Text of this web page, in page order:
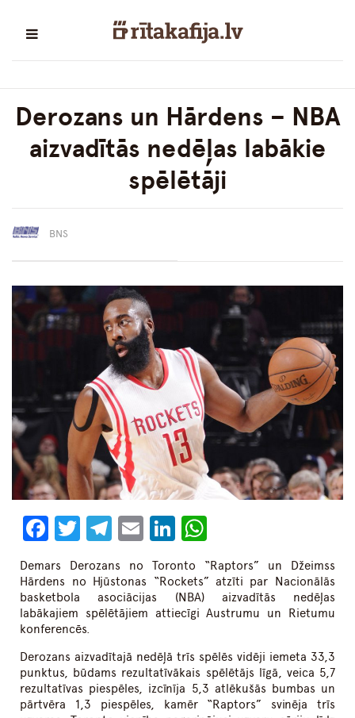
Derozans un Hārdens – NBA
aizvadītās nedēļas labākie
spēlētāji
BNS
Facebook
Twitter
Telegram
EmailLinkedIn
Demars Derozans no Toronto “Raptors” un Džeimss
Hārdens no Hjūstonas “Rockets” atzīti par Nacionālās
basketbola asociācijas (NBA) aizvadītās nedēļas
labākajiem spēlētājiem attiecīgi Austrumu un Rietumu
konferencēs.
Derozans aizvadītajā nedēļā trīs spēlēs vidēji iemeta 33,3
punktus, būdams rezultatīvākais spēlētājs līgā, veica 5,7
rezultatīvas piespēles, izcīnīja 5,3 atlēkušās bumbas un
pārtvēra 1,3 piespēles, kamēr “Raptors” svinēja trīs